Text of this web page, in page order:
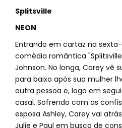
Splitsville
NEON
Entrando em cartaz na
comédia romântica
Johnson. No longa, Carey vê
para baixo após sua mulher
outra pessoa e, logo em
casal. Sofrendo com as
esposa Ashley, Carey vai
Julie e Paul em busca de